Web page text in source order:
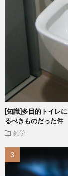
[知識]多目的トイレ
るべきものだった件
雑学